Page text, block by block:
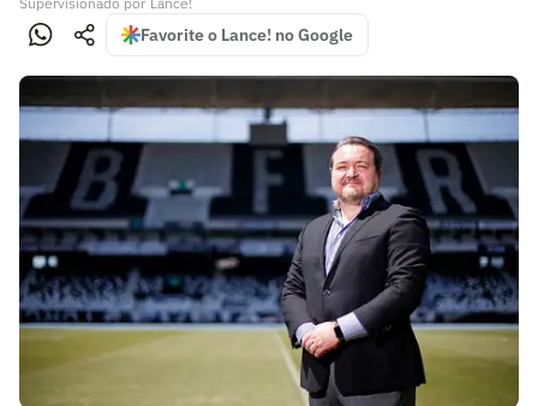
Favorite o Lance! no Google